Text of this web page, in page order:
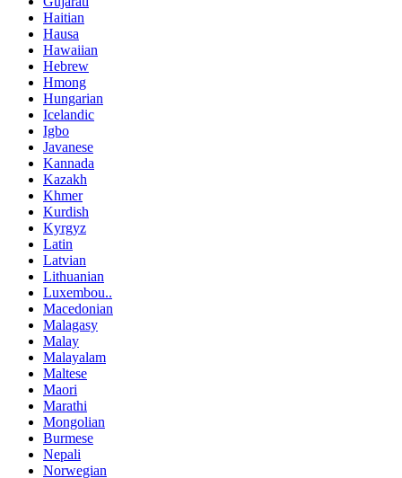
Haitian
Hausa
Hawaiian
Hebrew
Hmong
Hungarian
Icelandic
Igbo
Javanese
Kannada
Kazakh
Khmer
Kurdish
Kyrgyz
Latin
Latvian
Lithuanian
Luxembou..
Macedonian
Malagasy
Malay
Malayalam
Maltese
Maori
Marathi
Mongolian
Burmese
Nepali
Norwegian